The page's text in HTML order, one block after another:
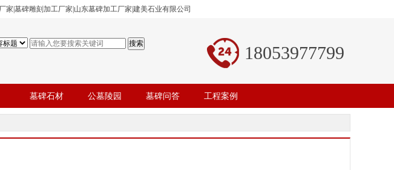
|墓碑雕刻加工厂家|山东墓碑加工厂家|建美石业有限公司
18053977799
墓碑石材 公墓陵园 墓碑问答 工程案例